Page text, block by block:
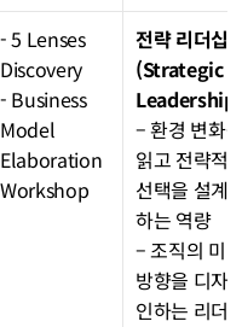
- 5 Lenses
Discovery
- Business
Model
Elaboration
Workshop
전략 리더십
(Strategic
Leadership)
– 환경 변화
읽고 전략적
선택을 설계
하는 역량
– 조직의 미
방향을 디자
인하는 리더